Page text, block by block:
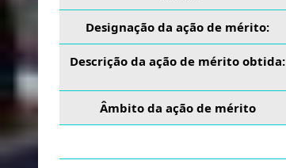
Designação da ação de mérito:
Descrição da ação de mérito obtida:
Âmbito da ação de mérito